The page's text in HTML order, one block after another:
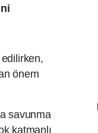
önem
savunma
katmanlı